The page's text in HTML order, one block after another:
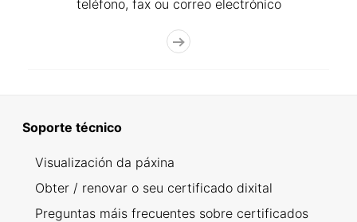
teléfono, fax ou correo electrónico
Soporte técnico
Visualización da páxina
Obter / renovar o seu certificado dixital
Preguntas máis frecuentes sobre certificados